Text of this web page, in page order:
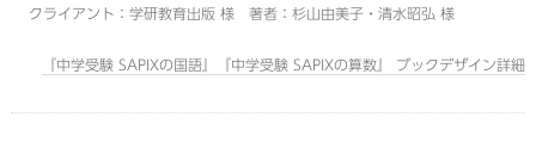
クライアント：学研教育出版 様 著者：杉山由美子・清水昭弘 様
『中学受験 SAPIXの国語』『中学受験 SAPIXの算数』 ブックデザイン詳細